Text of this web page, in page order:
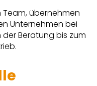
Team, übernehmen
Unternehmen bei
Beratung bis zum